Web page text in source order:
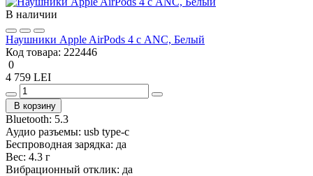
В наличии
Наушники Apple AirPods 4 с ANC, Белый
Код товара: 222446
0
4 759 LEI
В корзину
Bluetooth: 5.3
Аудио разъемы: usb type-c
Беспроводная зарядка: да
Вес: 4.3 г
Вибрационный отклик: да